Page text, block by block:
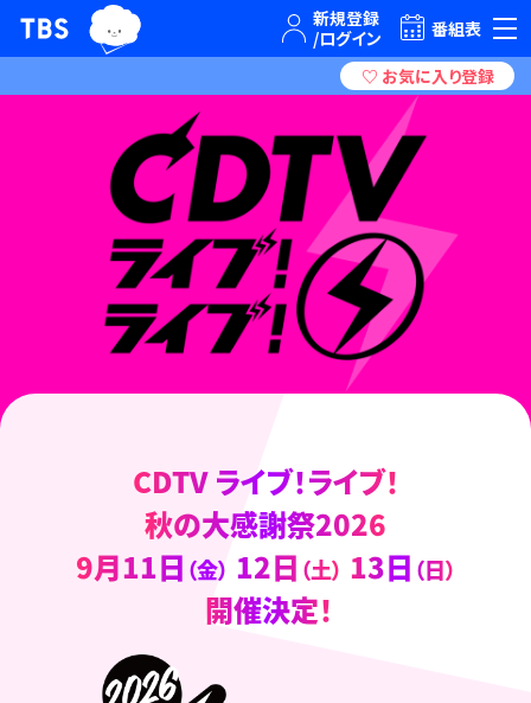
TBSテレビ｜ときめくときを。 番組表
CDTV ライブ！ライブ！
秋の大感謝祭2026
9月11日 （金） 12日 （土） 13日 （日）
開催決定！